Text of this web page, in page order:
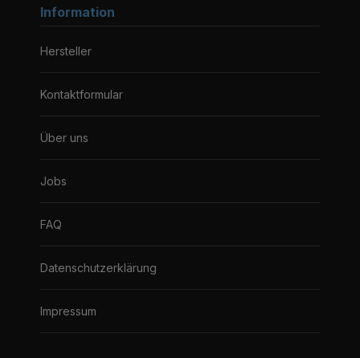
Information
Hersteller
Kontaktformular
Über uns
Jobs
FAQ
Datenschutzerklärung
Impressum